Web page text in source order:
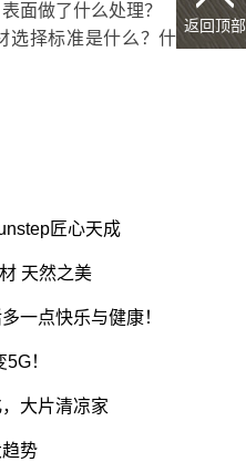
面做了什么处理？
选择标准是什么？什么样
匠心天成
天然之美
一点快乐与健康！
！
大片清凉家
势
返回顶部